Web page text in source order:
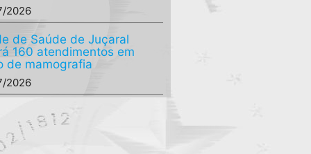
2026
de Saúde de Juçaral
160 atendimentos em
de mamografia
2026